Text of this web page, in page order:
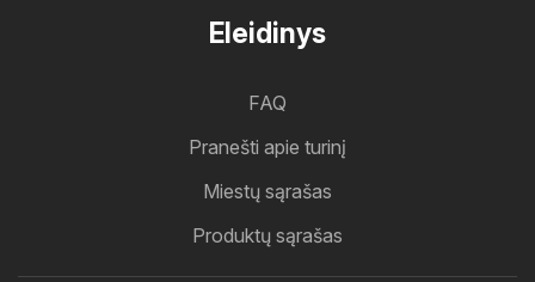
Eleidinys
FAQ
Pranešti apie turinį
Miestų sąrašas
Produktų sąrašas